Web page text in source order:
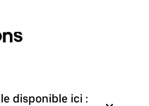
disponible ici :